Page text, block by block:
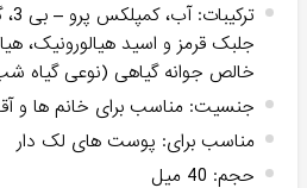
ترکیبات:
جلبک قرمز و اسید هیالورونیک،
خالص جوانه گیاهی (نوعی گیاه
جنسیت: مناسب برای خانم ها و
مناسب برای: پوست های لک دار
حجم: 40 میل